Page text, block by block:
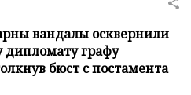
вандалы осквернили
дипломату графу
бюст с постамента